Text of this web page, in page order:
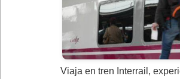
Viaja en tren Interrail,